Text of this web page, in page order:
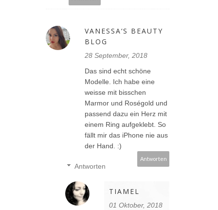
VANESSA‘S BEAUTY
BLOG
28 September, 2018
Das sind echt schöne
Modelle. Ich habe eine
weisse mit bisschen
Marmor und Roségold und
passend dazu ein Herz mit
einem Ring aufgeklebt. So
fällt mir das iPhone nie aus
der Hand. :)
Antworten
Antworten
TIAMEL
01 Oktober, 2018